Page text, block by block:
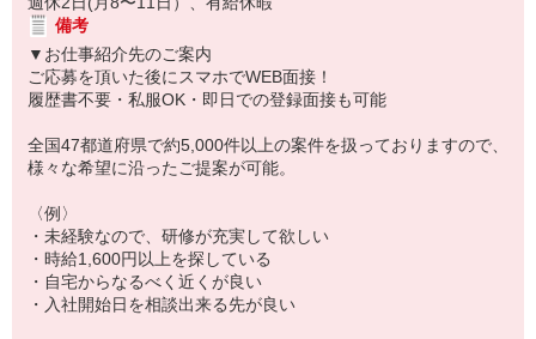
備考
▼お仕事紹介先のご案内
ご応募を頂いた後にスマホでWEB面接！
履歴書不要・私服OK・即日での登録面接も可能
全国47都道府県で約5,000件以上の案件を扱っておりますので、
様々な希望に沿ったご提案が可能。
〈例〉
・未経験なので、研修が充実して欲しい
・時給1,600円以上を探している
・自宅からなるべく近くが良い
・入社開始日を相談出来る先が良い